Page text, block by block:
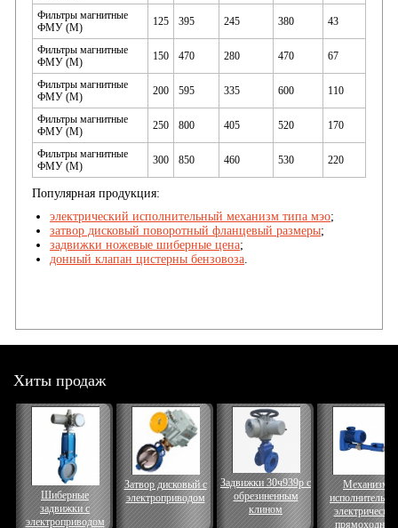
Фильтры магнитные
ФМУ (М)
125 395 245 380 43
Фильтры магнитные
ФМУ (М)
150 470 280 470 67
Фильтры магнитные
ФМУ (М)
200 595 335 600 110
Фильтры магнитные
ФМУ (М)
250 800 405 520 170
Фильтры магнитные
ФМУ (М)
300 850 460 530 220
Популярная продукция:
электрический исполнительный механизм типа мэо;
затвор дисковый поворотный фланцевый размеры;
задвижки ножевые шиберные цена;
донный клапан цистерны бензовоза.
Хиты продаж
Шиберные
задвижки с
электроприводом
Затвор дисковый с
электроприводом
Задвижки 30ч939р с
обрезиненным
клином
Механизм
электрический
прямоходный